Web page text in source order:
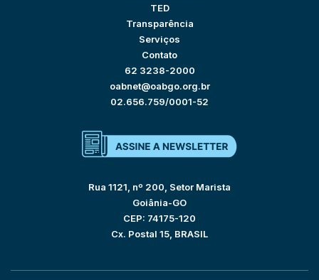
TED
Transparência
Serviços
Contato
62 3238-2000
oabnet@oabgo.org.br
02.656.759/0001-52
Rua 1121, nº 200, Setor Marista
Goiânia-GO
CEP: 74175-120
Cx. Postal 15, BRASIL